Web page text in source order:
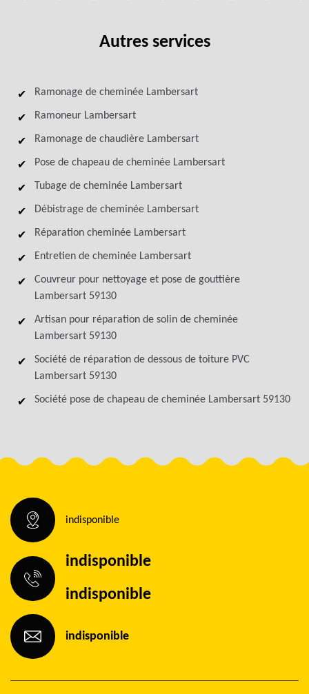
Autres services
Ramonage de cheminée Lambersart
Ramoneur Lambersart
Ramonage de chaudière Lambersart
Pose de chapeau de cheminée Lambersart
Tubage de cheminée Lambersart
Débistrage de cheminée Lambersart
Réparation cheminée Lambersart
Entretien de cheminée Lambersart
Couvreur pour nettoyage et pose de gouttière
Lambersart 59130
Artisan pour réparation de solin de cheminée
Lambersart 59130
Société de réparation de dessous de toiture PVC
Lambersart 59130
Société pose de chapeau de cheminée Lambersart 59130
indisponible
indisponible
indisponible
indisponible